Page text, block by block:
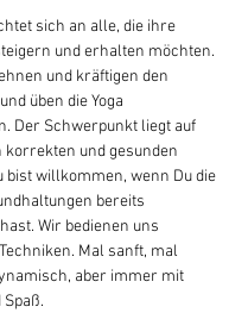
sich an alle, die ihre
und erhalten möchten.
und kräftigen den
üben die Yoga
Der Schwerpunkt liegt auf
und gesunden
bist willkommen, wenn Du die
bereits
Wir bedienen uns
Mal sanft, mal
aber immer mit